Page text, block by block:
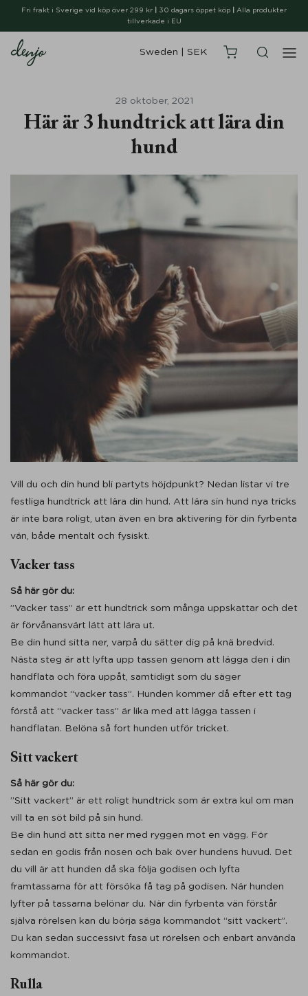
Fri frakt i Sverige vid köp över 299 kr 30 dagars öppet köp
Alla produkter
tillverkade i EU
Sweden SEK
28 oktober, 2021
Här är 3 hundtrick att lära din
hund
Vill du och din hund bli partyts höjdpunkt? Nedan listar vi tre
festliga hundtrick att lära din hund. Att lära sin hund nya tricks
är inte bara roligt, utan även en bra aktivering för din fyrbenta
vän, både mentalt och fysiskt.
Vacker tass
Så här gör du:
”Vacker tass” är ett hundtrick som många uppskattar och det
är förvånansvärt lätt att lära ut.
Be din hund sitta ner, varpå du sätter dig på knä bredvid.
Nästa steg är att lyfta upp tassen genom att lägga den i din
handflata och föra uppåt, samtidigt som du säger
kommandot “vacker tass”. Hunden kommer då efter ett tag
förstå att “vacker tass” är lika med att lägga tassen i
handflatan. Belöna så fort hunden utför tricket.
Sitt vackert
Så här gör du:
”Sitt vackert” är ett roligt hundtrick som är extra kul om man
vill ta en söt bild på sin hund.
Be din hund att sitta ner med ryggen mot en vägg. För
sedan en godis från nosen och bak över hundens huvud. Det
du vill är att hunden då ska följa godisen och lyfta
framtassarna för att försöka få tag på godisen. När hunden
lyfter på tassarna belönar du. När din fyrbenta vän förstår
själva rörelsen kan du börja säga kommandot “sitt vackert”.
Du kan sedan successivt fasa ut rörelsen och enbart använda
kommandot.
Rulla